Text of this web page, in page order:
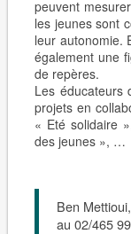
peuvent
les jeunes sont
leur autonomie.
également une
de repères.
Les éducateurs
projets en
« Eté solidaire
des jeunes », …
Ben Mettioui
au 02/465